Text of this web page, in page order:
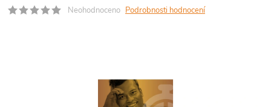
Neohodnoceno Podrobnosti hodnocení